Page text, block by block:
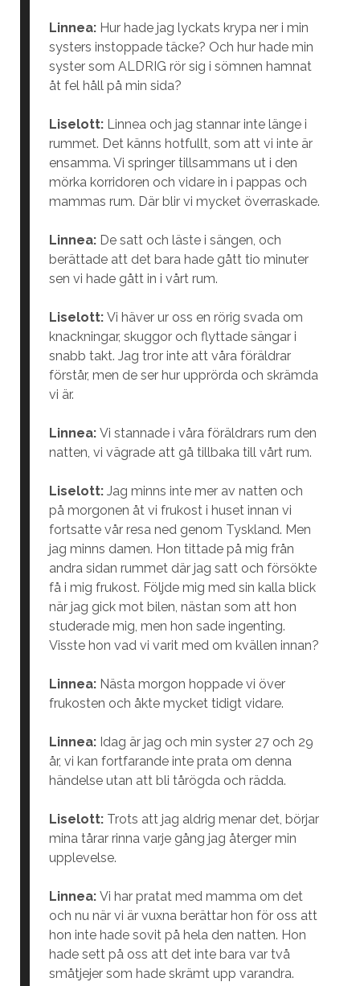
Linnea: Hur hade jag lyckats krypa ner i min
systers instoppade täcke? Och hur hade min
syster som ALDRIG rör sig i sömnen hamnat
åt fel håll på min sida?
Liselott: Linnea och jag stannar inte länge i
rummet. Det känns hotfullt, som att vi inte är
ensamma. Vi springer tillsammans ut i den
mörka korridoren och vidare in i pappas och
mammas rum. Där blir vi mycket överraskade.
Linnea: De satt och läste i sängen, och
berättade att det bara hade gått tio minuter
sen vi hade gått in i vårt rum.
Liselott: Vi häver ur oss en rörig svada om
knackningar, skuggor och flyttade sängar i
snabb takt. Jag tror inte att våra föräldrar
förstår, men de ser hur upprörda och skrämda
vi är.
Linnea: Vi stannade i våra föräldrars rum den
natten, vi vägrade att gå tillbaka till vårt rum.
Liselott: Jag minns inte mer av natten och
på morgonen åt vi frukost i huset innan vi
fortsatte vår resa ned genom Tyskland. Men
jag minns damen. Hon tittade på mig från
andra sidan rummet där jag satt och försökte
få i mig frukost. Följde mig med sin kalla blick
när jag gick mot bilen, nästan som att hon
studerade mig, men hon sade ingenting.
Visste hon vad vi varit med om kvällen innan?
Linnea: Nästa morgon hoppade vi över
frukosten och åkte mycket tidigt vidare.
Linnea: Idag är jag och min syster 27 och 29
år, vi kan fortfarande inte prata om denna
händelse utan att bli tårögda och rädda.
Liselott: Trots att jag aldrig menar det, börjar
mina tårar rinna varje gång jag återger min
upplevelse.
Linnea: Vi har pratat med mamma om det
och nu när vi är vuxna berättar hon för oss att
hon inte hade sovit på hela den natten. Hon
hade sett på oss att det inte bara var två
småtjejer som hade skrämt upp varandra.